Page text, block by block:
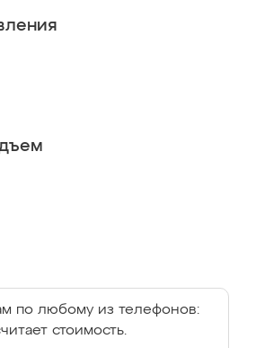
по любому из телефонов:
стоимость.